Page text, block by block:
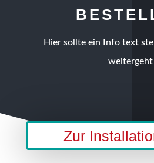
Hier sollte ein Info text
weitergeht
Zur